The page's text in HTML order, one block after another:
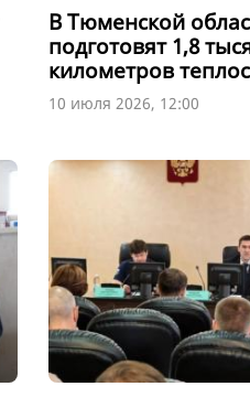
В Тюменской
подготовят 1,8
километров
10 июля 2026, 12:00